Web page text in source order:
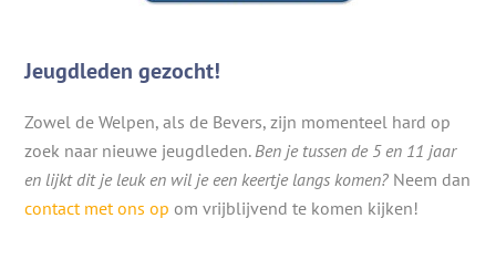
Jeugdleden gezocht!
Zowel de Welpen, als de Bevers, zijn momenteel hard op
zoek naar nieuwe jeugdleden.Ben je tussen de 5 en 11 jaar
en lijkt dit je leuk en wil je een keertje langs komen? Neem dan
contact met ons op om vrijblijvend te komen kijken!